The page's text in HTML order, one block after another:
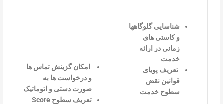
شناسایی گلوگاه­ها
و کاستی های
زمانی در ارائه
خدمت
تعریف پویای
قوانین نقض
سطوح خدمت
امکان گزینش تماس ها
و درخواست ها به
صورت دستی و اتوماتیک
تعریف سطوح Score